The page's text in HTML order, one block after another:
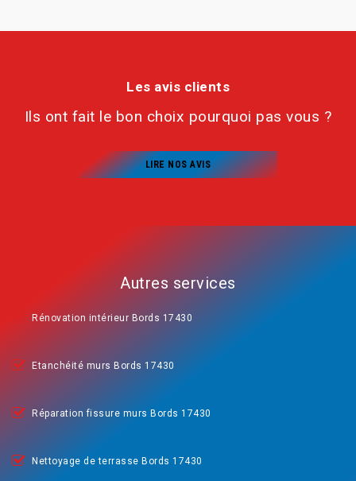
Les avis clients
Ils ont fait le bon choix pourquoi pas vous ?
LIRE NOS AVIS
Autres services
Rénovation intérieur Bords 17430
Etanchéité murs Bords 17430
Réparation fissure murs Bords 17430
Nettoyage de terrasse Bords 17430